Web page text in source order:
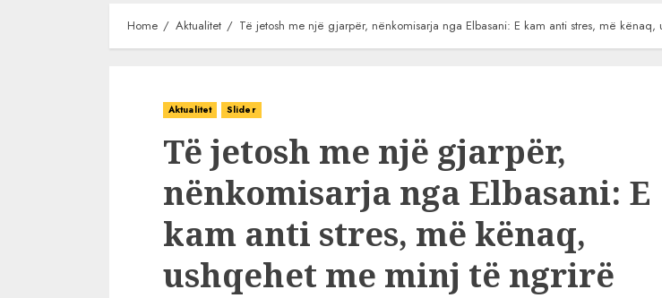
Home Aktualitet Të jetosh me një gjarpër, nënkomisarja nga Elbasani: E kam anti stres, më
Aktualitet Slider
Të jetosh me një gjarpër,
nënkomisarja nga Elbasani: E
kam anti stres, më kënaq,
ushqehet me minj të ngrirë